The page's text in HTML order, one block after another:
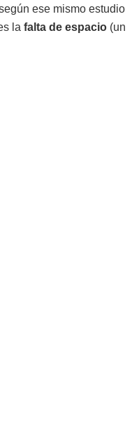
ese mismo estudio
la falta de espacio (un